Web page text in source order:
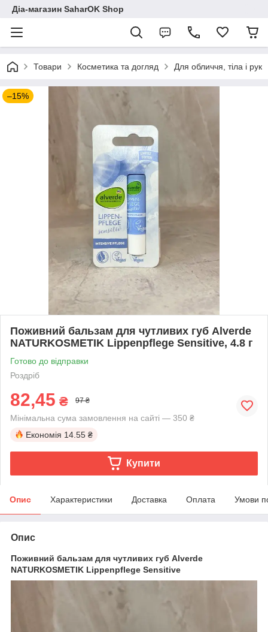
Діа-магазин SaharOK Shop
Товари Косметика та догляд Для обличчя, тіла і рук
–15%
Поживний бальзам для чутливих губ Alverde
NATURKOSMETIK Lippenpflege Sensitive, 4.8 г
Готово до відправки
Роздріб
82,45 ₴ 97 ₴
Мінімальна сума замовлення на сайті — 350 ₴
Економія 14.55 ₴
Купити
Опис Характеристики Доставка Оплата Умови
Опис
Поживний бальзам для чутливих губ Alverde
NATURKOSMETIK Lippenpflege Sensitive